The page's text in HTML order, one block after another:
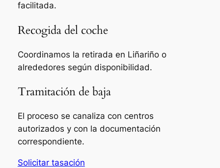
facilitada.
Recogida del coche
Coordinamos la retirada en Liñariño o
alrededores según disponibilidad.
Tramitación de baja
El proceso se canaliza con centros
autorizados y con la documentación
correspondiente.
Solicitar tasación